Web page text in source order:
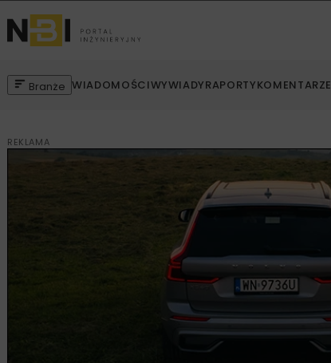
Branże WIADOMOŚCIWYWIADYRAPORTYKOMENTARZE
REKLAMA